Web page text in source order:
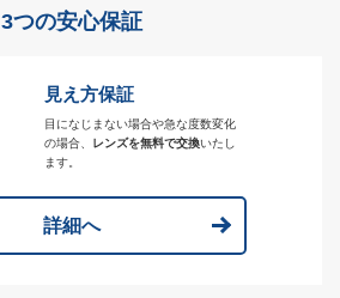
3つの安心保証
見え方保証
目になじまない場合や急な度数変化
の場合、
レンズを無料で交換いたし
ます。
詳細へ